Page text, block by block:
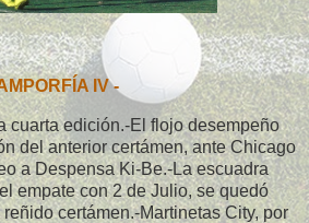
IV -
cuarta edición.-El flojo desempeño
del anterior certámen, ante Chicago
a Despensa Ki-Be.-La escuadra
empate con 2 de Julio, se quedó
certámen.-Martinetas City, por